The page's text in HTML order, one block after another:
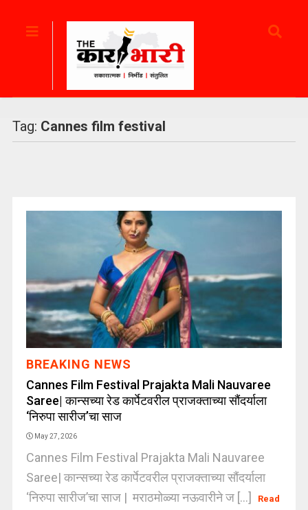
Tag: Cannes film festival
BREAKING NEWS
Cannes Film Festival Prajakta Mali Nauvaree
Saree| कान्सच्या रेड कार्पेटवरील प्राजक्ताच्या सौंदर्याला
‘निरुपा सारीज’चा साज
May 27, 2026
Cannes Film Festival Prajakta Mali Nauvaree
Saree| कान्सच्या रेड कार्पेटवरील प्राजक्ताच्या सौंदर्याला
‘निरुपा सारीज’चा साज | मराठमोळ्या नऊवारीने ज [...]
Read